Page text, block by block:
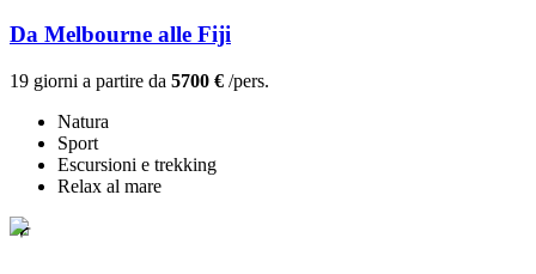
Da Melbourne alle Fiji
19 giorni a partire da 5700 € /pers.
Natura
Sport
Escursioni e trekking
Relax al mare